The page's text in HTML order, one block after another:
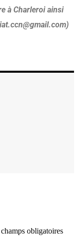
à Charleroi ainsi
obligatoires